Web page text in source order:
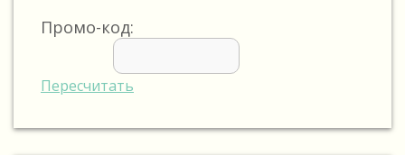
Промо-код:
Пересчитать